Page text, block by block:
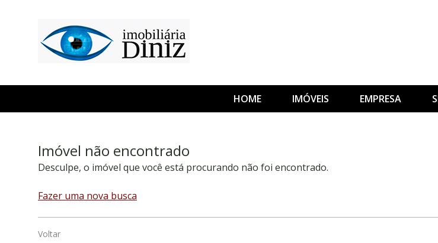
HOME IMÓVEIS EMPRESA
Imóvel não encontrado
Desculpe, o imóvel que você está procurando não foi encontrado.
Fazer uma nova busca
Voltar